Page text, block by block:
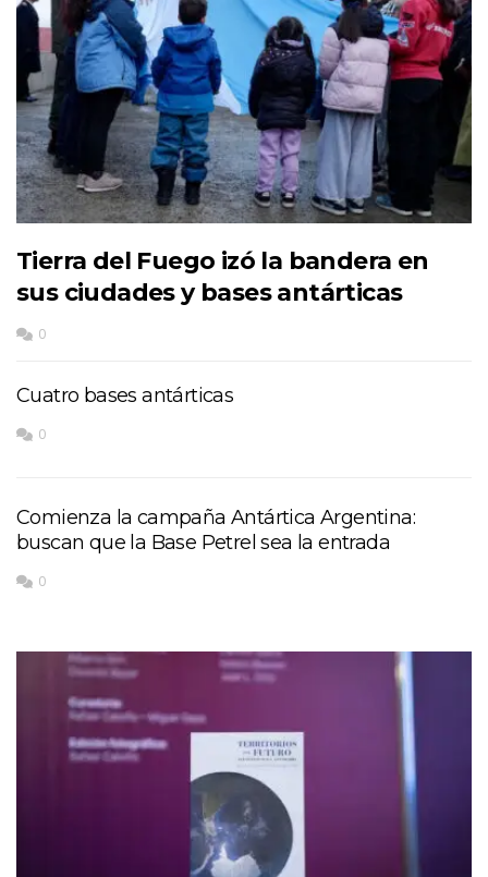
Tierra del Fuego izó la bandera en
sus ciudades y bases antárticas
0
Cuatro bases antárticas
0
Comienza la campaña Antártica Argentina:
buscan que la Base Petrel sea la entrada
0